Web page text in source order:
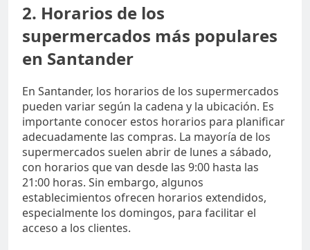
2. Horarios de los
supermercados más populares
en Santander
En Santander, los horarios de los supermercados
pueden variar según la cadena y la ubicación. Es
importante conocer estos horarios para planificar
adecuadamente las compras. La mayoría de los
supermercados suelen abrir de lunes a sábado,
con horarios que van desde las 9:00 hasta las
21:00 horas. Sin embargo, algunos
establecimientos ofrecen horarios extendidos,
especialmente los domingos, para facilitar el
acceso a los clientes.